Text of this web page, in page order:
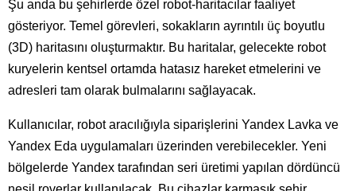
Şu anda bu şehirlerde özel robot-haritacılar faaliyet
gösteriyor. Temel görevleri, sokakların ayrıntılı üç boyutlu
(3D) haritasını oluşturmaktır. Bu haritalar, gelecekte robot
kuryelerin kentsel ortamda hatasız hareket etmelerini ve
adresleri tam olarak bulmalarını sağlayacak.
Kullanıcılar, robot aracılığıyla siparişlerini Yandex Lavka ve
Yandex Eda uygulamaları üzerinden verebilecekler. Yeni
bölgelerde Yandex tarafından seri üretimi yapılan dördüncü